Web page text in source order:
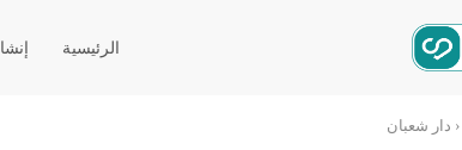
الرئيسية
‹ دار شعبان